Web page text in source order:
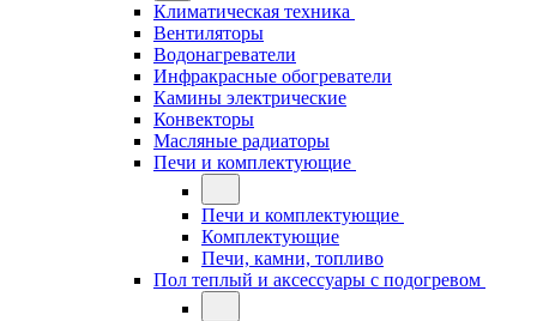
Климатическая техника
Вентиляторы
Водонагреватели
Инфракрасные обогреватели
Камины электрические
Конвекторы
Масляные радиаторы
Печи и комплектующие
Печи и комплектующие
Комплектующие
Печи, камни, топливо
Пол теплый и аксессуары с подогревом